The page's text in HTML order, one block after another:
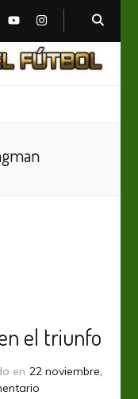
el triunfo
en 22 noviembre,
en